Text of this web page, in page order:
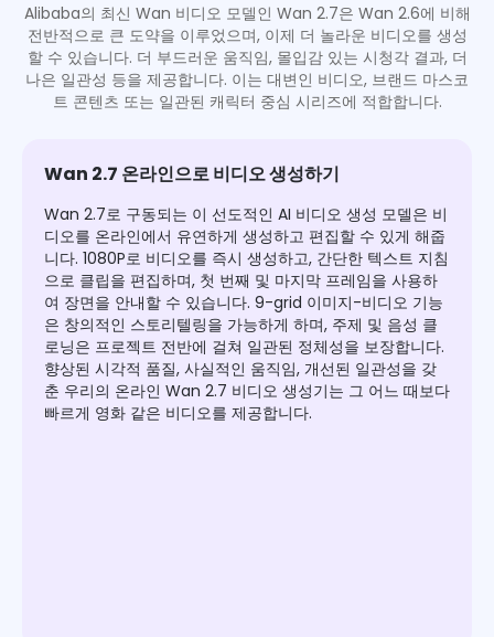
Alibaba의 최신 Wan 비디오 모델인 Wan 2.7은 Wan 2.6에 비해
전반적으로 큰 도약을 이루었으며, 이제 더 놀라운 비디오를 생성
할 수 있습니다. 더 부드러운 움직임, 몰입감 있는 시청각 결과, 더
나은 일관성 등을 제공합니다. 이는 대변인 비디오, 브랜드 마스코
트 콘텐츠 또는 일관된 캐릭터 중심 시리즈에 적합합니다.
Wan 2.7 온라인으로 비디오 생성하기
Wan 2.7로 구동되는 이 선도적인 AI 비디오 생성 모델은 비
디오를 온라인에서 유연하게 생성하고 편집할 수 있게 해줍
니다. 1080P로 비디오를 즉시 생성하고, 간단한 텍스트 지침
으로 클립을 편집하며, 첫 번째 및 마지막 프레임을 사용하
여 장면을 안내할 수 있습니다. 9-grid 이미지-비디오 기능
은 창의적인 스토리텔링을 가능하게 하며, 주제 및 음성 클
로닝은 프로젝트 전반에 걸쳐 일관된 정체성을 보장합니다.
향상된 시각적 품질, 사실적인 움직임, 개선된 일관성을 갖
춘 우리의 온라인 Wan 2.7 비디오 생성기는 그 어느 때보다
빠르게 영화 같은 비디오를 제공합니다.